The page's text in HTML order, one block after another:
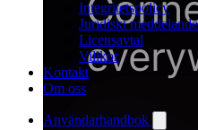
Integritetspolicy
Juridiskt meddelande
Licensavtal
Villkor
Kontakt
Om oss
Användarhandbok